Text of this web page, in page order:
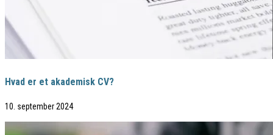
Hvad er et akademisk CV?
10. september 2024